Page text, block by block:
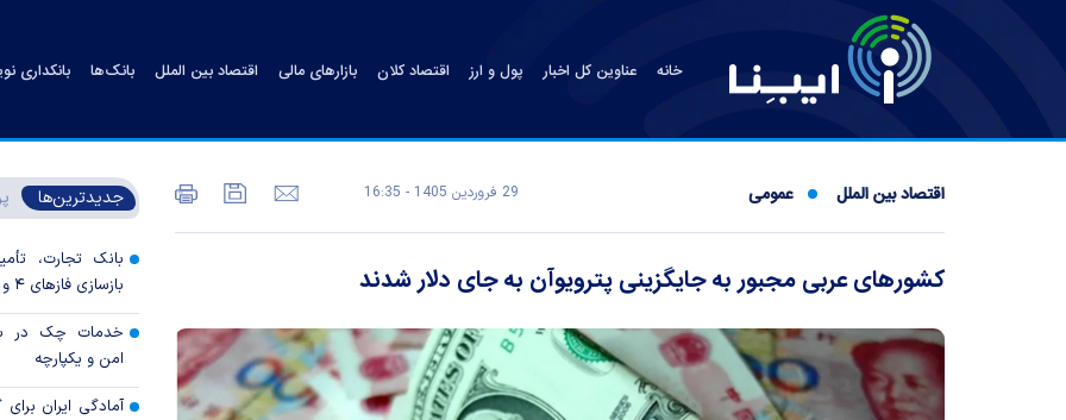
خانه عناوین کل اخبار پول و ارز اقتصاد کلان بازارهای مالی اقتصاد بین الملل بانک‌ها بانکداری
اقتصاد بین الملل عمومی 29 فروردين 1405 - 16:35
کشور‌های عربی مجبور به جایگزینی پترویوآن به جای دلار شدند
جدیدترین‌ها
بانک تجارت،
بازسازی فاز‌های ۴ و ۵ پارس جنوبی
خدمات چک در
امن و یکپارچه
آمادگی ایران